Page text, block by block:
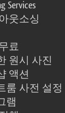
Services
웃소싱
료
원시 사진
액션
룸 사전 설정
램